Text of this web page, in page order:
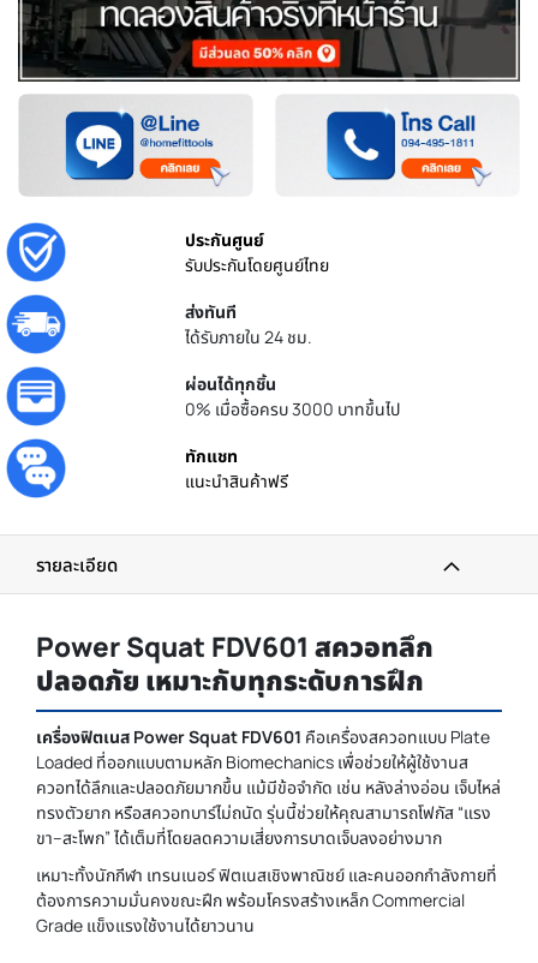
ประกันศูนย์
รับประกันโดยศูนย์ไทย
ส่งทันที
ได้รับภายใน 24 ชม.
ผ่อนได้ทุกชิ้น
0% เมื่อซื้อครบ 3000 บาทขึ้นไป
ทักแชท
แนะนำสินค้าฟรี
รายละเอียด
Power Squat FDV601 สควอทลึก
ปลอดภัย เหมาะกับทุกระดับการฝึก
เครื่องฟิตเนส Power Squat FDV601 คือเครื่องสควอทแบบ Plate
Loaded ที่ออกแบบตามหลัก Biomechanics เพื่อช่วยให้ผู้ใช้งานส
ควอทได้ลึกและปลอดภัยมากขึ้น แม้มีข้อจำกัด เช่น หลังล่างอ่อน เจ็บไหล่
ทรงตัวยาก หรือสควอทบาร์ไม่ถนัด รุ่นนี้ช่วยให้คุณสามารถโฟกัส “แรง
ขา–สะโพก” ได้เต็มที่โดยลดความเสี่ยงการบาดเจ็บลงอย่างมาก
เหมาะทั้งนักกีฬา เทรนเนอร์ ฟิตเนสเชิงพาณิชย์ และคนออกกำลังกายที่
ต้องการความมั่นคงขณะฝึก พร้อมโครงสร้างเหล็ก Commercial
Grade แข็งแรงใช้งานได้ยาวนาน